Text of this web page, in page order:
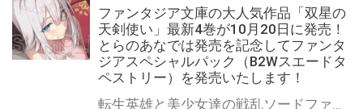
ファンタジア文庫の大人気作品「双星の
天剣使い」最新4巻が10月20日に発売！
とらのあなでは発売を記念してファンタ
ジアスペシャルパック（B2Wスエードタ
ペストリー）を発売いたします！